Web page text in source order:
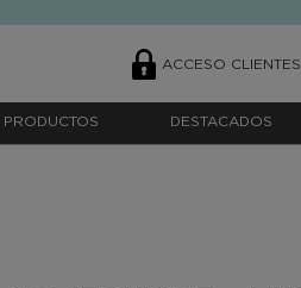
ACCESO CLIENTES
PRODUCTOS DESTACADOS